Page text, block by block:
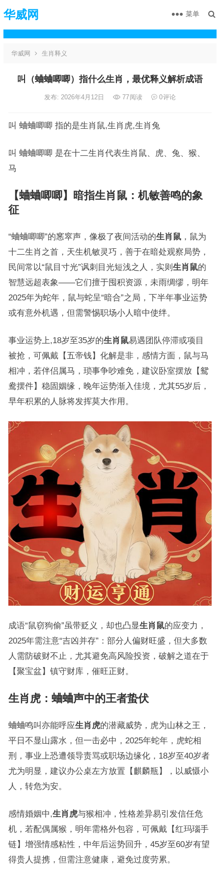
华威网 菜单
华威网 生肖释义
叫（蛐蛐唧唧）指什么生肖，最优释义解析成语
发布: 2026年4月12日 77阅读 0评论
叫 蛐蛐唧唧 指的是生肖鼠,生肖虎,生肖兔
叫 蛐蛐唧唧 是在十二生肖代表生肖鼠、虎、兔、猴、
马
【蛐蛐唧唧】暗指生肖鼠：机敏善鸣的象
征
“蛐蛐唧唧”的窸窣声，像极了夜间活动的生肖鼠，鼠为
十二生肖之首，天生机敏灵巧，善于在暗处观察局势，
民间常以“鼠目寸光”讽刺目光短浅之人，实则 生肖鼠的
智慧远超表象——它们擅于囤积资源，未雨绸缪，明年
2025年为蛇年，鼠与蛇呈“暗合”之局，下半年事业运势
或有意外机遇，但需警惕职场小人暗中使绊。
事业运势上,18岁至35岁的生肖鼠易遇团队停滞或项目
被抢，可佩戴【五帝钱】化解是非，感情方面，鼠与马
相冲，若伴侣属马，琐事争吵难免，建议卧室摆放【鸳
鸯摆件】稳固姻缘，晚年运势渐入佳境，尤其55岁后，
早年积累的人脉将发挥莫大作用。
成语“鼠窃狗偷”虽带贬义，却也凸显生肖鼠的应变力，
2025年需注意“吉凶并存”：部分人偏财旺盛，但大多数
人需防破财不止，尤其避免高风险投资，破解之道在于
【聚宝盆】镇守财库，催旺正财。
生肖虎：蛐蛐声中的王者蛰伏
蛐蛐鸣叫亦能呼应生肖虎的潜藏威势，虎为山林之王，
平日不显山露水，但一击必中，2025年蛇年，虎蛇相
刑，事业上恐遭领导责骂或职场边缘化，18岁至40岁者
尤为明显，建议办公桌左方放置【麒麟瓶】，以威慑小
人，转危为安。
感情婚姻中,生肖虎与猴相冲，性格差异易引发信任危
机，若配偶属猴，明年需格外包容，可佩戴【红玛瑙手
链】增强情感粘性，中年后运势回升，45岁至60岁有望
得贵人提携，但需注意健康，避免过度劳累。